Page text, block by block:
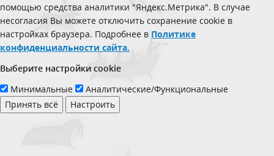
помощью средства аналитики "Яндекс.Метрика". В случае
несогласия Вы можете отключить сохранение cookie в
настройках браузера. Подробнее в Политике
конфиденциальности сайта.
Выберите настройки cookie
Минимальные
Аналитические/Функциональные
Принять всё
Настроить